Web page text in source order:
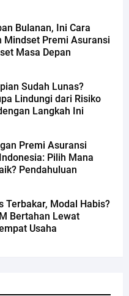
Bulanan, Ini Cara
Mindset Premi Asuransi
Masa Depan
Sudah Lunas?
Lindungi dari Risiko
Langkah Ini
Premi Asuransi
Pilih Mana
Pendahuluan
Terbakar, Modal Habis?
Bertahan Lewat
Usaha